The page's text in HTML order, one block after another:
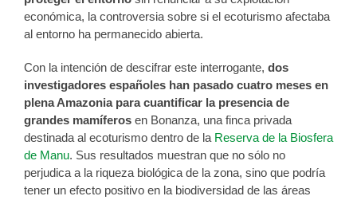
económica, la controversia sobre si el ecoturismo afectaba
al entorno ha permanecido abierta.
Con la intención de descifrar este interrogante, dos
investigadores españoles han pasado cuatro meses en
plena Amazonia para cuantificar la presencia de
grandes mamíferos en Bonanza, una finca privada
destinada al ecoturismo dentro de la Reserva de la Biosfera
de Manu. Sus resultados muestran que no sólo no
perjudica a la riqueza biológica de la zona, sino que podría
tener un efecto positivo en la biodiversidad de las áreas